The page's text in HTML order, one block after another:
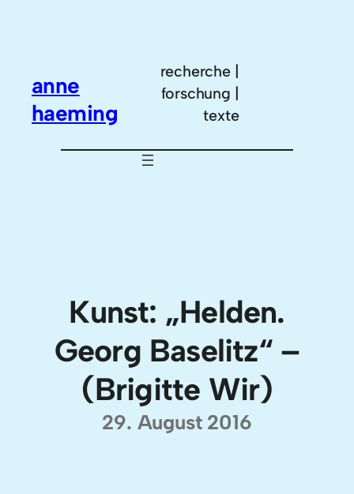
anne
haeming
recherche |
forschung |
texte
Kunst: „Helden.
Georg Baselitz“ –
(Brigitte Wir)
29. August 2016